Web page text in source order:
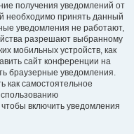
получения уведомлений от
необходимо принять данный
уведомления не работают,
разрешают выбранному
мобильных устройств, как
сайт конференции на
браузерные уведомления.
как самостоятельное
включить уведомления